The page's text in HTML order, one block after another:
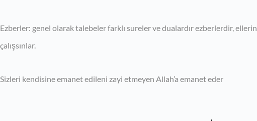
Ezberler: genel olarak talebeler farklı sureler ve dualardır ezberlerdir,
çalışsınlar.
Sizleri kendisine emanet edileni zayi etmeyen Allah’a emanet eder